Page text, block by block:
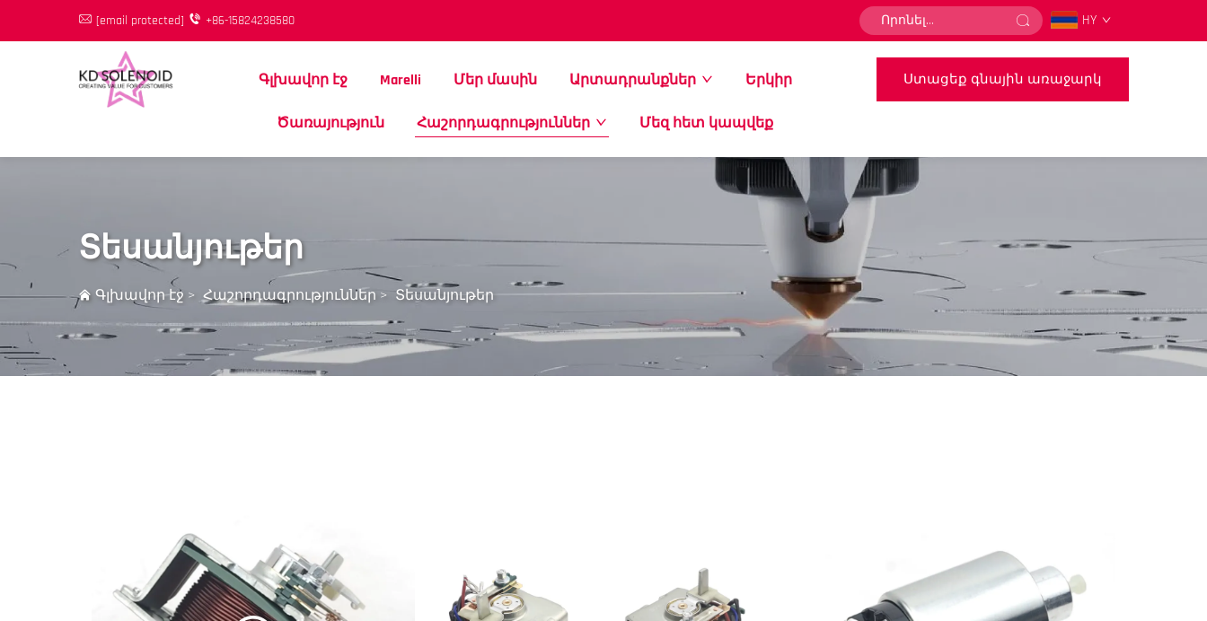
[email protected] +86-15824238580 HY
Գլխավոր էջ Marelli Մեր մասին Արտադրանքներ Երկիր
Ծառայություն Հաշորդագրություններ Մեզ հետ կապվեք
Ստացեք գնային առաջարկ
Տեսանյութեր
Գլխավոր էջ >Հաշորդագրություններ > Տեսանյութեր